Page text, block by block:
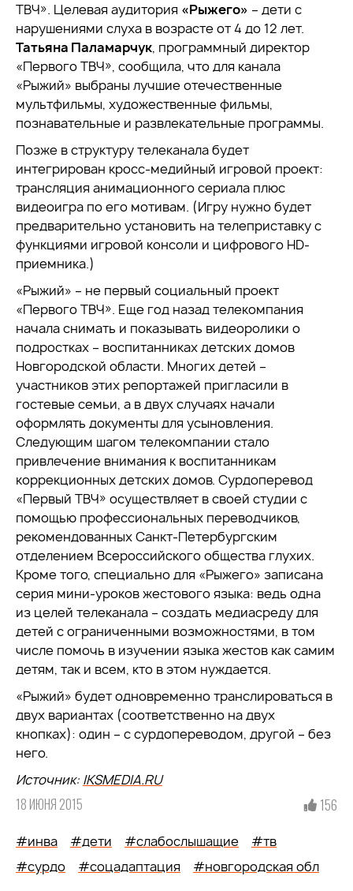
ТВЧ». Целевая аудитория «Рыжего» – дети с
нарушениями слуха в возрасте от 4 до 12 лет.
Татьяна Паламарчук, программный директор
«Первого ТВЧ», сообщила, что для канала
«Рыжий» выбраны лучшие отечественные
мультфильмы, художественные фильмы,
познавательные и развлекательные программы.
Позже в структуру телеканала будет
интегрирован кросс-медийный игровой проект:
трансляция анимационного сериала плюс
видеоигра по его мотивам. (Игру нужно будет
предварительно установить на телеприставку с
функциями игровой консоли и цифрового HD-
приемника.)
«Рыжий» – не первый социальный проект
«Первого ТВЧ». Еще год назад телекомпания
начала снимать и показывать видеоролики о
подростках – воспитанниках детских домов
Новгородской области. Многих детей –
участников этих репортажей пригласили в
гостевые семьи, а в двух случаях начали
оформлять документы для усыновления.
Следующим шагом телекомпании стало
привлечение внимания к воспитанникам
коррекционных детских домов. Сурдоперевод
«Первый ТВЧ» осуществляет в своей студии с
помощью профессиональных переводчиков,
рекомендованных Санкт-Петербургским
отделением Всероссийского общества глухих.
Кроме того, специально для «Рыжего» записана
серия мини-уроков жестового языка: ведь одна
из целей телеканала – создать медиасреду для
детей с ограниченными возможностями, в том
числе помочь в изучении языка жестов как самим
детям, так и всем, кто в этом нуждается.
«Рыжий» будет одновременно транслироваться в
двух вариантах (соответственно на двух
кнопках): один – с сурдопереводом, другой – без
него.
Источник: IKSMEDIA.RU
18 ИЮНЯ 2015 156
#инва #дети #слабослышащие
#тв
#сурдо
#соцадаптация #новгородская обл